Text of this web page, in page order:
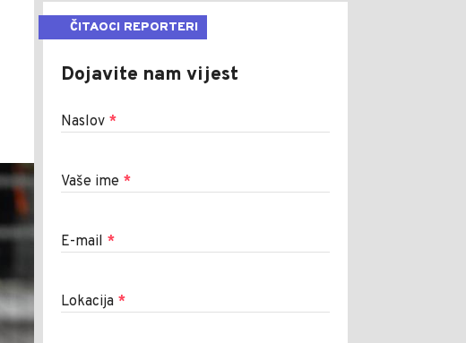
ČITAOCI REPORTERI
Dojavite nam vijest
Naslov *
Vaše ime *
E-mail *
Lokacija *